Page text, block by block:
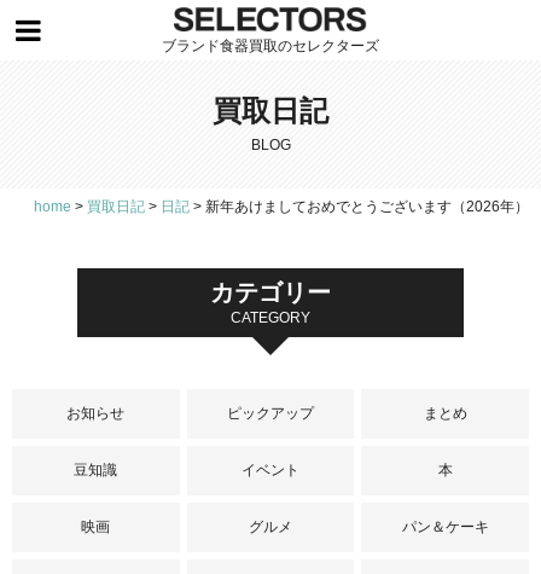
ブランド食器買取のセレクターズ
買取日記
BLOG
home > 買取日記 > 日記 > 新年あけましておめでとうございます（2026年）
カテゴリー
CATEGORY
お知らせ ピックアップ まとめ
豆知識 イベント 本
映画 グルメ パン＆ケーキ